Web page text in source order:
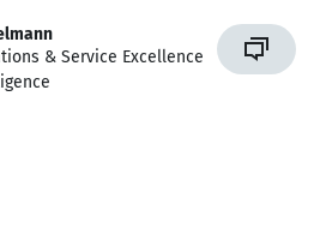
& Service Excellence